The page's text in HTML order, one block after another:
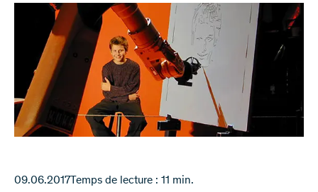
09.06.2017Temps de lecture : 11 min.